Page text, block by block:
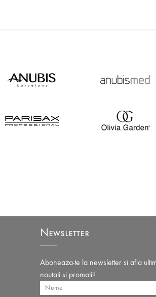
Newsletter
Aboneaza-te la newsletter si afla
noutati si promotii!